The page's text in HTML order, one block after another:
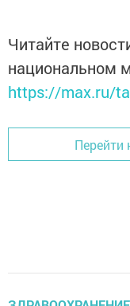
Читайте
национальном
https://max.ru/
Перейти